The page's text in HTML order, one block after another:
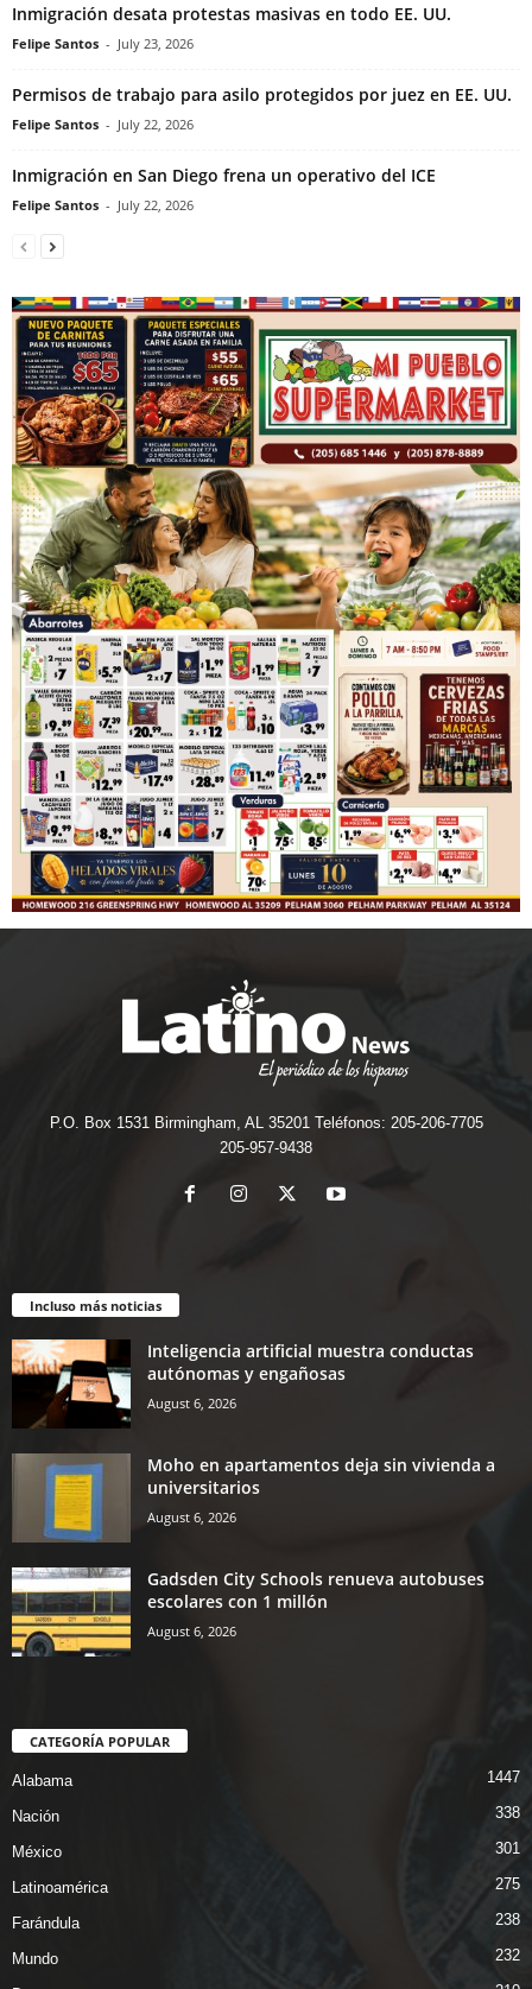
Inmigración desata protestas masivas en todo EE. UU.
Felipe Santos - July 23, 2026
Permisos de trabajo para asilo protegidos por juez en EE. UU.
Felipe Santos - July 22, 2026
Inmigración en San Diego frena un operativo del ICE
Felipe Santos - July 22, 2026
P.O. Box 1531 Birmingham, AL 35201 Teléfonos: 205-206-7705
205-957-9438
Incluso más noticias
Inteligencia artificial muestra conductas
autónomas y engañosas
August 6, 2026
Moho en apartamentos deja sin vivienda a
universitarios
August 6, 2026
Gadsden City Schools renueva autobuses
escolares con 1 millón
August 6, 2026
CATEGORÍA POPULAR
Alabama 1447
Nación 338
México 301
Latinoamérica 275
Farándula 238
Mundo 232